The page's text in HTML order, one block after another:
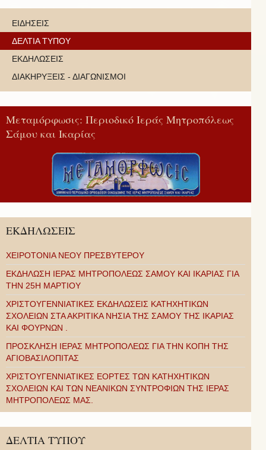
ΕΙΔΗΣΕΙΣ
ΔΕΛΤΙΑ ΤΥΠΟΥ
ΕΚΔΗΛΩΣΕΙΣ
ΔΙΑΚΗΡΥΞΕΙΣ - ΔΙΑΓΩΝΙΣΜΟΙ
Μεταμόρφωσις: Περιοδικό Ιεράς Μητροπόλεως
Σάμου και Ικαρίας
ΕΚΔΗΛΩΣΕΙΣ
ΧΕΙΡΟΤΟΝΙΑ ΝΕΟΥ ΠΡΕΣΒΥΤΕΡΟΥ
ΕΚΔΗΛΩΣΗ ΙΕΡΑΣ ΜΗΤΡΟΠΟΛΕΩΣ ΣΑΜΟΥ ΚΑΙ ΙΚΑΡΙΑΣ ΓΙΑ
ΤΗΝ 25Η ΜΑΡΤΙΟΥ
ΧΡΙΣΤΟΥΓΕΝΝΙΑΤΙΚΕΣ ΕΚΔΗΛΩΣΕΙΣ ΚΑΤΗΧΗΤΙΚΩΝ
ΣΧΟΛΕΙΩΝ ΣΤΑ ΑΚΡΙΤΙΚΑ ΝΗΣΙΑ ΤΗΣ ΣΑΜΟΥ ΤΗΣ ΙΚΑΡΙΑΣ
ΚΑΙ ΦΟΥΡΝΩΝ .
ΠΡΟΣΚΛΗΣΗ ΙΕΡΑΣ ΜΗΤΡΟΠΟΛΕΩΣ ΓΙΑ ΤΗΝ ΚΟΠΗ ΤΗΣ
ΑΓΙΟΒΑΣΙΛΟΠΙΤΑΣ
ΧΡΙΣΤΟΥΓΕΝΝΙΑΤΙΚΕΣ ΕΟΡΤΕΣ ΤΩΝ ΚΑΤΗΧΗΤΙΚΩΝ
ΣΧΟΛΕΙΩΝ ΚΑΙ ΤΩΝ ΝΕΑΝΙΚΩΝ ΣΥΝΤΡΟΦΙΩΝ ΤΗΣ ΙΕΡΑΣ
ΜΗΤΡΟΠΟΛΕΩΣ ΜΑΣ.
ΔΕΛΤΙΑ ΤΥΠΟΥ